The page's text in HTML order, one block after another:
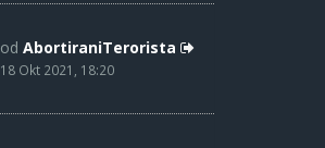
od AbortiraniTerorista
18 Okt 2021, 18:20